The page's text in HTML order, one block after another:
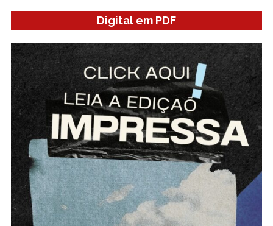
Digital em PDF